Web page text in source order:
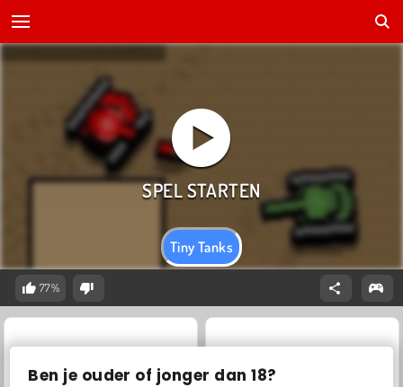
Ben je ouder of jonger dan 18?
Tiny Tanks
77%